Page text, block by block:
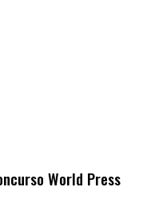
World Press